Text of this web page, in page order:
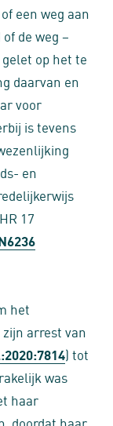
een weg aan
de weg –
op het te
daarvan en
voor
is tevens
en
17
het
arrest van
) tot
was
haar
doordat haar